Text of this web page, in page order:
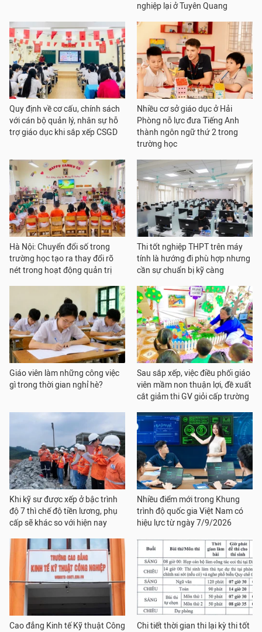
nghiệp lại ở Tuyên Quang
Quy định về cơ cấu, chính sách
với cán bộ quản lý, nhân sự hỗ
trợ giáo dục khi sắp xếp CSGD
Nhiều cơ sở giáo dục ở Hải
Phòng nỗ lực đưa Tiếng Anh
thành ngôn ngữ thứ 2 trong
trường học
Hà Nội: Chuyển đổi số trong
trường học tạo ra thay đổi rõ
nét trong hoạt động quản trị
Thi tốt nghiệp THPT trên máy
tính là hướng đi phù hợp nhưng
cần sự chuẩn bị kỹ càng
Giáo viên làm những công việc
gì trong thời gian nghỉ hè?
Sau sắp xếp, việc điều phối giáo
viên mầm non thuận lợi, đề xuất
cắt giảm thi GV giỏi cấp trường
Khi kỹ sư được xếp ở bậc trình
độ 7 thì chế độ tiền lương, phụ
cấp sẽ khác so với hiện nay
Nhiều điểm mới trong Khung
trình độ quốc gia Việt Nam có
hiệu lực từ ngày 7/9/2026
Cao đẳng Kinh tế Kỹ thuật Công
Chi tiết thời gian thi lại kỳ thi tốt